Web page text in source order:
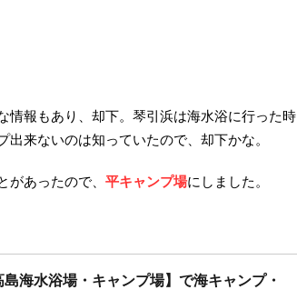
情報もあり、却下。琴引浜は海水浴に行った時
来ないのは知っていたので、却下かな。
があったので、 平キャンプ場にしました。
海水浴場・キャンプ場】で海キャンプ・